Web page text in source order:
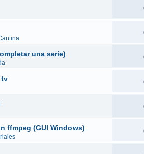
una serie)
tv
ffmpeg (GUI Windows)